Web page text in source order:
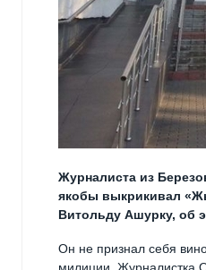
Журналиста из
якобы выкрикивал
Витольду Ашурку, об
Он не признал себя